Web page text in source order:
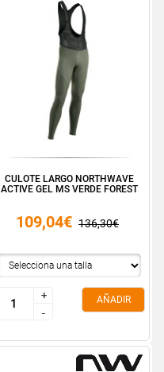
CULOTE LARGO NORTHWAVE
ACTIVE GEL MS VERDE FOREST
109,04€ 136,30€
+
-
+
-
AÑADIR